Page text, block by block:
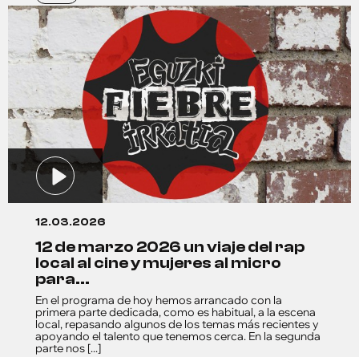
12.03.2026
12 de marzo 2026 un viaje del rap
local al cine y mujeres al micro
para...
En el programa de hoy hemos arrancado con la
primera parte dedicada, como es habitual, a la escena
local, repasando algunos de los temas más recientes y
apoyando el talento que tenemos cerca. En la segunda
parte nos [...]